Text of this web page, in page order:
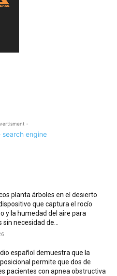
-
planta árboles en el desierto
que captura el rocío
y la humedad del aire para
sin necesidad de...
español demuestra que la
permite que dos de
pacientes con apnea obstructiva